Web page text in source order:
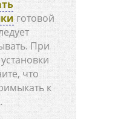
готовой
При
что
к